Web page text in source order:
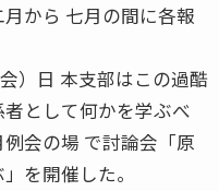
から 七月の間に各報
）日 本支部はこの過酷
として何かを学ぶべ
会の場 で討論会「原
を開催した。